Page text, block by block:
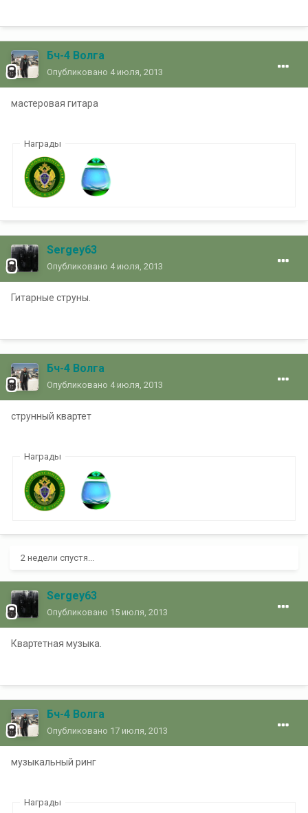
Бч-4 Волга
Опубликовано 4 июля, 2013
мастеровая гитара
Награды
Sergey63
Опубликовано 4 июля, 2013
Гитарные струны.
Бч-4 Волга
Опубликовано 4 июля, 2013
струнный квартет
Награды
2 недели спустя...
Sergey63
Опубликовано 15 июля, 2013
Квартетная музыка.
Бч-4 Волга
Опубликовано 17 июля, 2013
музыкальный ринг
Награды